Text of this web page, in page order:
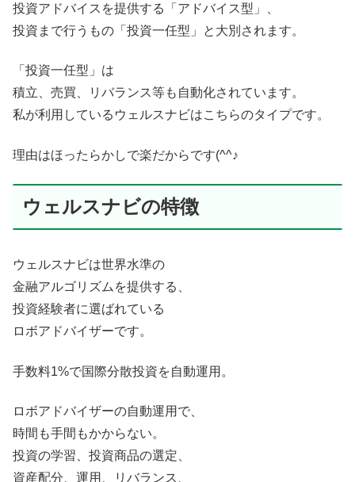
投資アドバイスを提供する「アドバイス型」、
投資まで行うもの「投資一任型」と大別されます。
「投資一任型」は
積立、売買、リバランス等も自動化されています。
私が利用しているウェルスナビはこちらのタイプです。
理由はほったらかしで楽だからです(^^♪
ウェルスナビの特徴
ウェルスナビは世界水準の
金融アルゴリズムを提供する、
投資経験者に選ばれている
ロボアドバイザーです。
手数料1%で国際分散投資を自動運用。
ロボアドバイザーの自動運用で、
時間も手間もかからない。
投資の学習、投資商品の選定、
資産配分、運用、リバランス、